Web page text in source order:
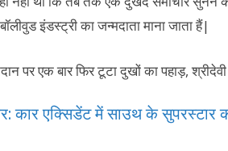
बॉलीवुड इंडस्ट्री का जन्मदाता माना जाता हैं|
कार एक्सिडेंट में साउथ के